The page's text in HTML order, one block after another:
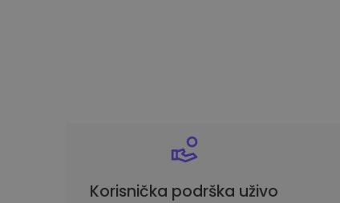
Korisnička podrška uživo